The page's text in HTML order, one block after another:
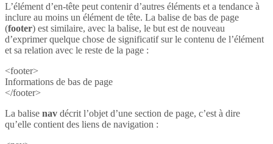
L’élément d’en-tête peut contenir d’autres éléments et a tendance à
inclure au moins un élément de tête. La balise de bas de page
(footer) est similaire, avec la balise, le but est de nouveau
d’exprimer quelque chose de significatif sur le contenu de l’élément
et sa relation avec le reste de la page :
<footer>
Informations de bas de page
</footer>
La balise nav décrit l’objet d’une section de page, c’est à dire
qu’elle contient des liens de navigation :